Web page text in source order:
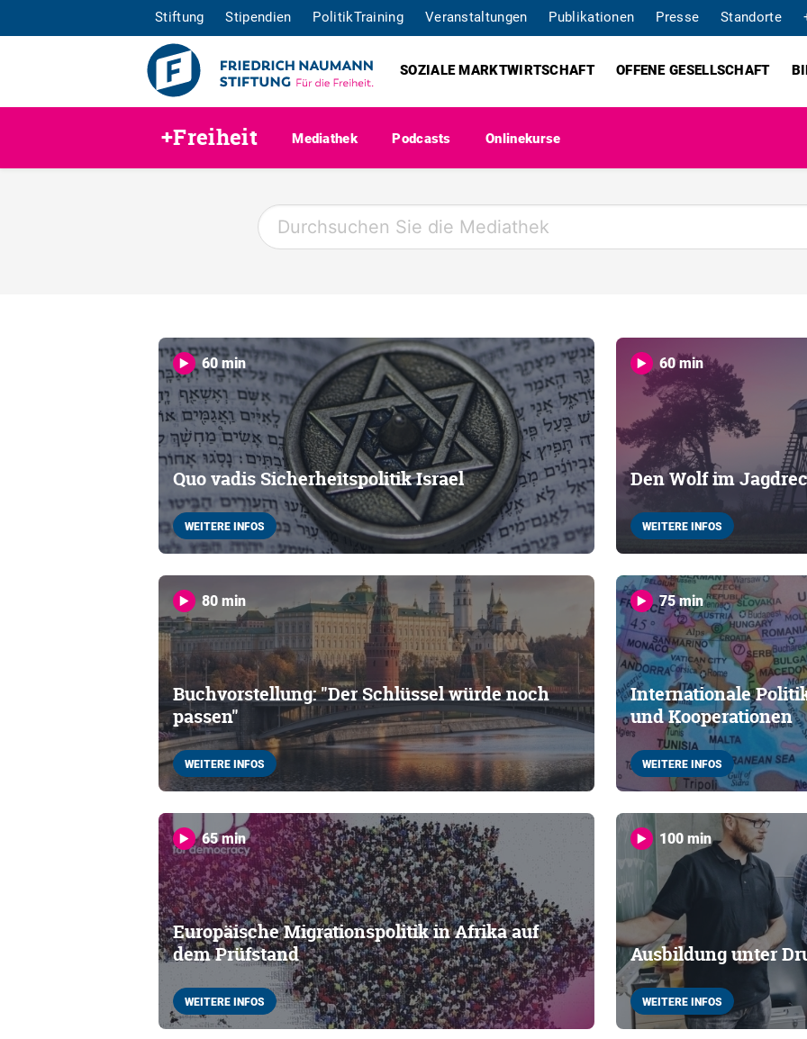
Stiftung Stipendien PolitikTraining Veranstaltungen Publikationen Presse Standorte
SOZIALE MARKTWIRTSCHAFT OFFENE GESELLSCHAFT
+Freiheit Mediathek Podcasts Onlinekurse
60 min
Quo vadis Sicherheitspolitik Israel
WEITERE INFOS
60 min
Den Wolf im
WEITERE INFOS
80 min
Buchvorstellung: "Der Schlüssel würde noch
passen"
WEITERE INFOS
75 min
Internationale
und Kooperationen
WEITERE INFOS
65 min
Europäische Migrationspolitik in Afrika auf
dem Prüfstand
WEITERE INFOS
100 min
Ausbildung unter
WEITERE INFOS